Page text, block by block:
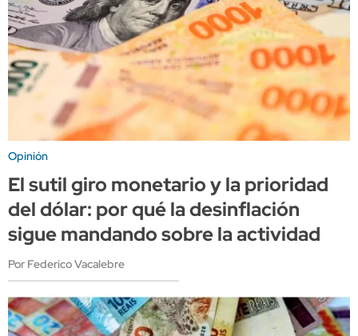
Opinión
El sutil giro monetario y la prioridad
del dólar: por qué la desinflación
sigue mandando sobre la actividad
Por Federico Vacalebre